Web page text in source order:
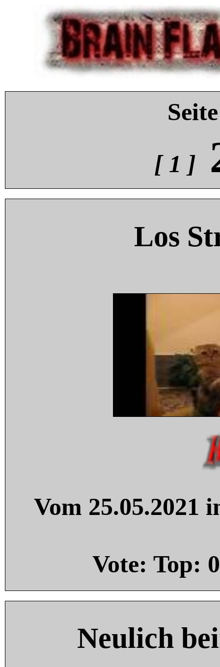
[ 1 ]
Los
Vom 25.05.2021
Vote: Top: 0
Neulich